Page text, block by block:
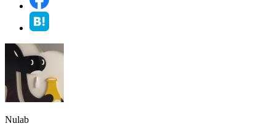
Nulab